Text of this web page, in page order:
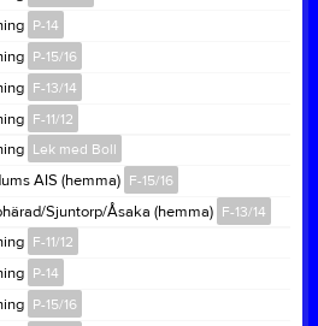
P-14
P-15/16
F-13/14
F-11/12
Lek med Boll
AIS (hemma) F-15/16
Sjuntorp/Åsaka (hemma) F-13/14
F-11/12
P-14
P-15/16